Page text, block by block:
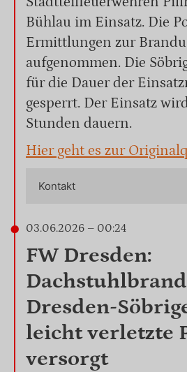
Bühlau im Einsatz. Die
Ermittlungen zur
aufgenommen. Die
für die Dauer der
gesperrt. Der Einsatz
Stunden dauern.
Hier geht es zur
Kontakt
03.06.2026 – 00:24
FW Dresden:
Dresden-
leicht verletzte
versorgt